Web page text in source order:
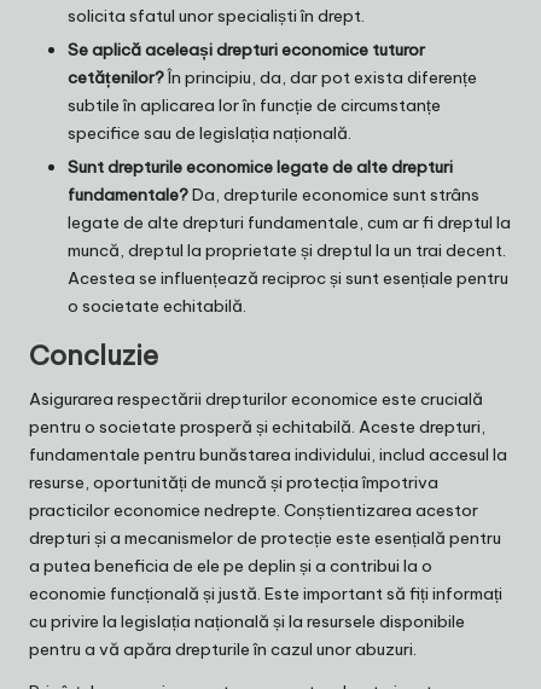
solicita sfatul unor specialiști în drept.
Se aplică aceleași drepturi economice tuturor
cetățenilor?În principiu, da, dar pot exista diferențe
subtile în aplicarea lor în funcție de circumstanțe
specifice sau de legislația națională.
Sunt drepturile economice legate de alte drepturi
fundamentale?Da, drepturile economice sunt strâns
legate de alte drepturi fundamentale, cum ar fi dreptul la
muncă, dreptul la proprietate și dreptul la un trai decent.
Acestea se influențează reciproc și sunt esențiale pentru
o societate echitabilă.
Concluzie
Asigurarea respectării drepturilor economice este crucială
pentru o societate prosperă și echitabilă. Aceste drepturi,
fundamentale pentru bunăstarea individului, includ accesul la
resurse, oportunități de muncă și protecția împotriva
practicilor economice nedrepte. Conștientizarea acestor
drepturi și a mecanismelor de protecție este esențială pentru
a putea beneficia de ele pe deplin și a contribui la o
economie funcțională și justă. Este important să fiți informați
cu privire la legislația națională și la resursele disponibile
pentru a vă apăra drepturile în cazul unor abuzuri.